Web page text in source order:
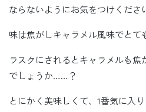
ならないようにお気をつけくださ
味は焦がしキャラメル風味でとて
ラスクにされるとキャラメルも焦
でしょうか……？
とにかく美味しくて、1番気に入り